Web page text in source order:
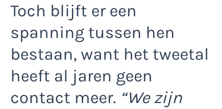
Toch blijft er een
spanning tussen hen
bestaan, want het tweetal
heeft al jaren geen
contact meer. “We zijn